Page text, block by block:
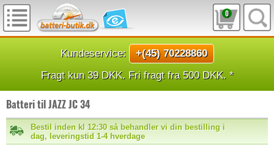
0
Kundeservice:
+(45) 70228860
Fragt kun 39 DKK. Fri fragt fra 500 DKK. *
Batteri til JAZZ JC 34
Bestil inden kl 12:30 så behandler vi din bestilling i
dag, leveringstid 1-4 hverdage